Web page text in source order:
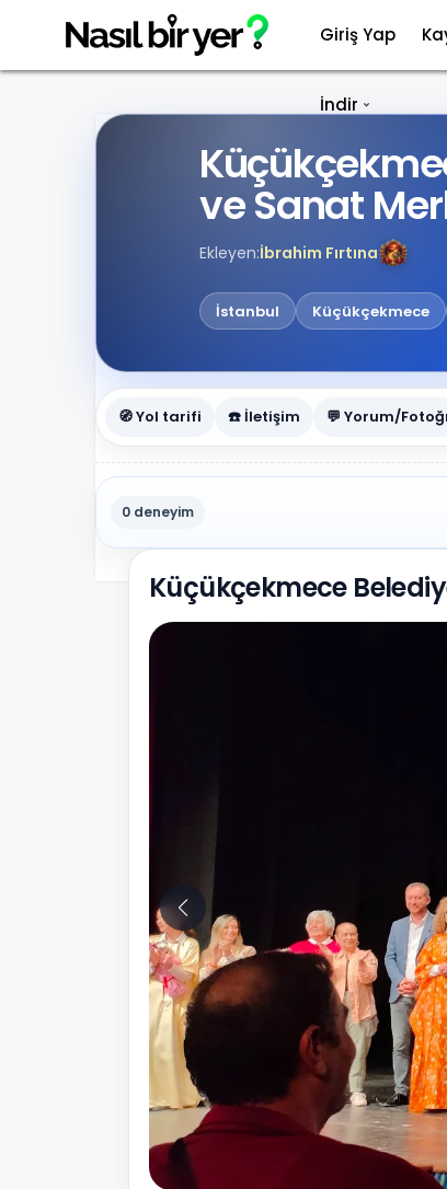
Giriş Yap
İndir
ve Sanat
Ekleyen:İbrahim Fırtına
İstanbul Küçükçekmece
🧭 Yol tarifi ☎️ İletişim 💬 Yorum/
0 deneyim
Küçükçekmece